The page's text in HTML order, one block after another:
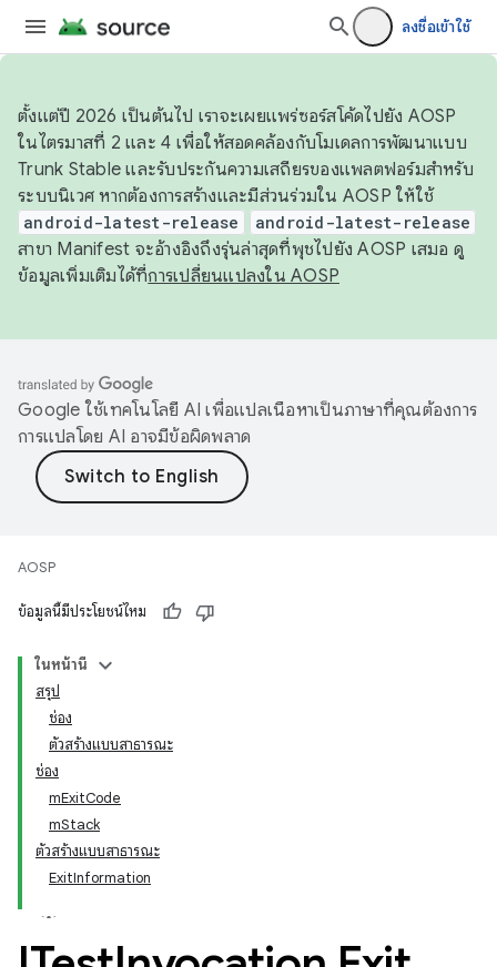
ลงชื่อเข้าใช้
ตั้งแต่ปี 2026 เป็นต้นไป เราจะเผยแพร่ซอร์สโค้ดไปยัง AOSP
ในไตรมาสที่ 2 และ 4 เพื่อให้สอดคล้องกับโมเดลการพัฒนาแบบ
Trunk Stable และรับประกันความเสถียรของแพลตฟอร์มสำหรับ
ระบบนิเวศ หากต้องการสร้างและมีส่วนร่วมใน AOSP ให้ใช้
android-latest-release android-latest-release
สาขา Manifest จะอ้างอิงถึงรุ่นล่าสุดที่พุชไปยัง AOSP เสมอ ดู
ข้อมูลเพิ่มเติมได้ที่การเปลี่ยนแปลงใน AOSP
Google ใช้เทคโนโลยี AI เพื่อแปลเนื้อหาเป็นภาษาที่คุณต้องการ
การแปลโดย AI อาจมีข้อผิดพลาด
AOSP
ข้อมูลนี้มีประโยชน์ไหม
ในหน้านี้
สรุป
ช่อง
ตัวสร้างแบบสาธารณะ
ช่อง
mExitCode
mStack
ตัวสร้างแบบสาธารณะ
ExitInformation